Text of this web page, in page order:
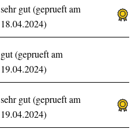
sehr gut (geprueft am
18.04.2024)
gut (geprueft am
19.04.2024)
sehr gut (geprueft am
19.04.2024)